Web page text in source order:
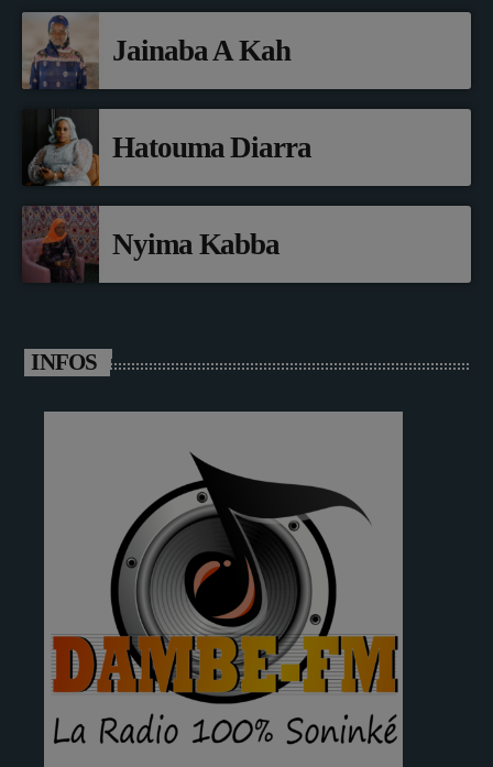
Jainaba A Kah
Hatouma Diarra
Nyima Kabba
INFOS